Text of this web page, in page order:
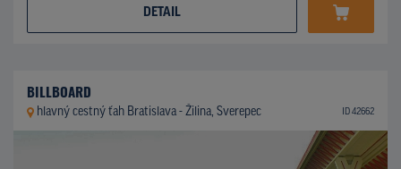
DETAIL
BILLBOARD
hlavný cestný ťah Bratislava - Žilina, Sverepec ID 42662